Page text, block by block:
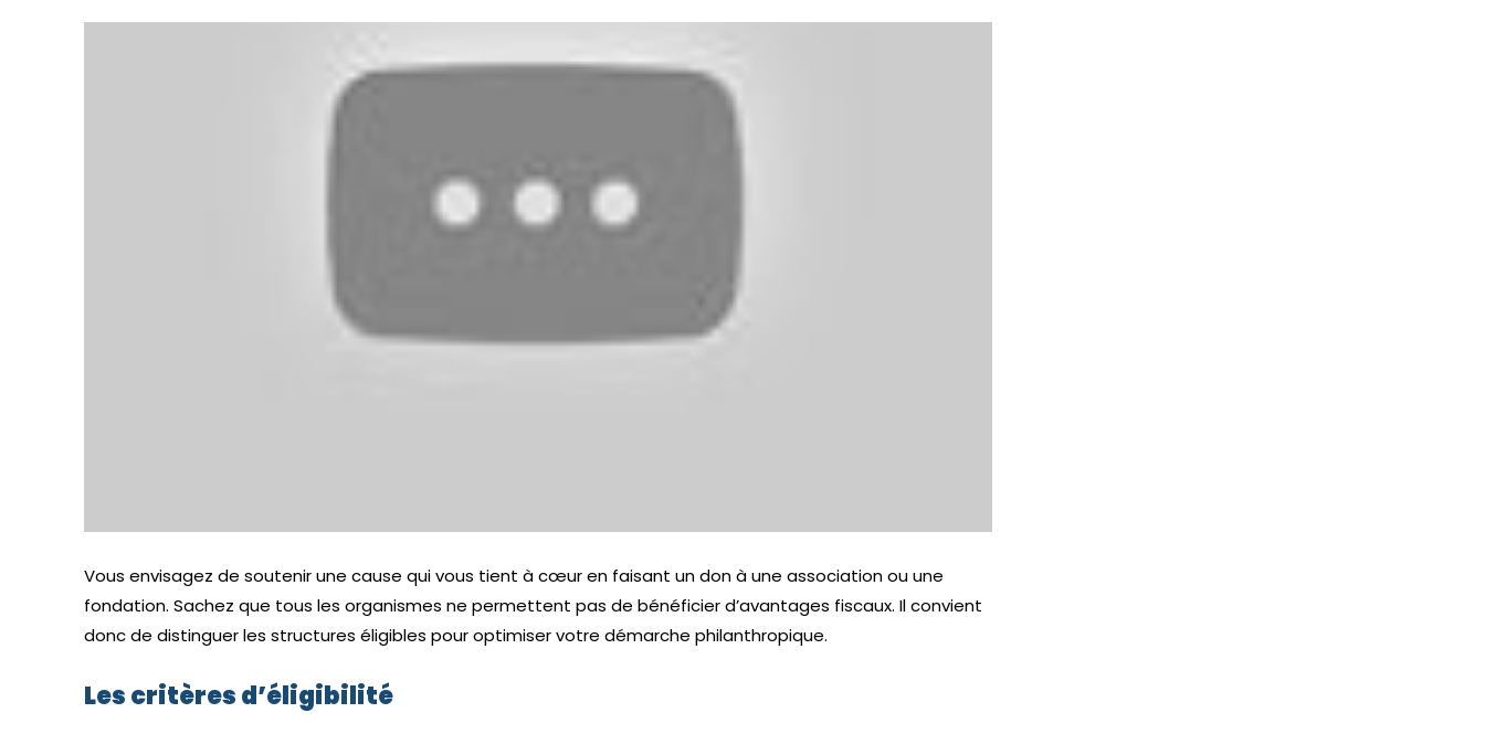
Vous envisagez de soutenir une cause qui vous tient à cœur en faisant un don à une association ou une
fondation. Sachez que tous les organismes ne permettent pas de bénéficier d’avantages fiscaux. Il convient
donc de distinguer les structures éligibles pour optimiser votre démarche philanthropique.
Les critères d’éligibilité